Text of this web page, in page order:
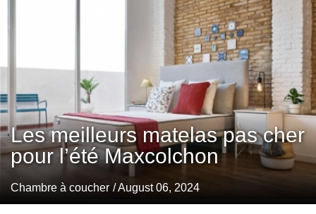
Les meilleurs matelas pas cher
pour l’été Maxcolchon
Chambre à coucher / August 06, 2024